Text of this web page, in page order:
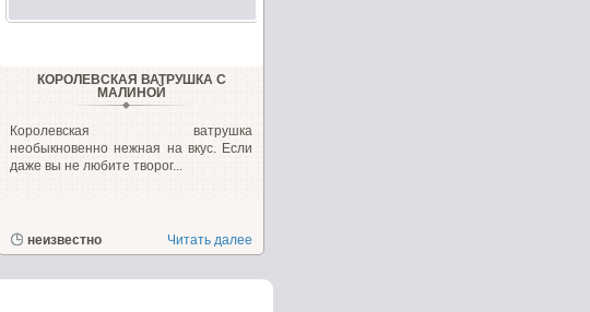
КОРОЛЕВСКАЯ ВАТРУШКА С
МАЛИНОЙ
Королевская ватрушка
необыкновенно нежная на вкус. Если
даже вы не любите творог...
неизвестно Читать далее